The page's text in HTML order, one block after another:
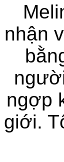
nhận
ngợp
giới.